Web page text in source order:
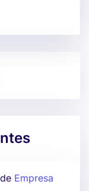
de Empresa